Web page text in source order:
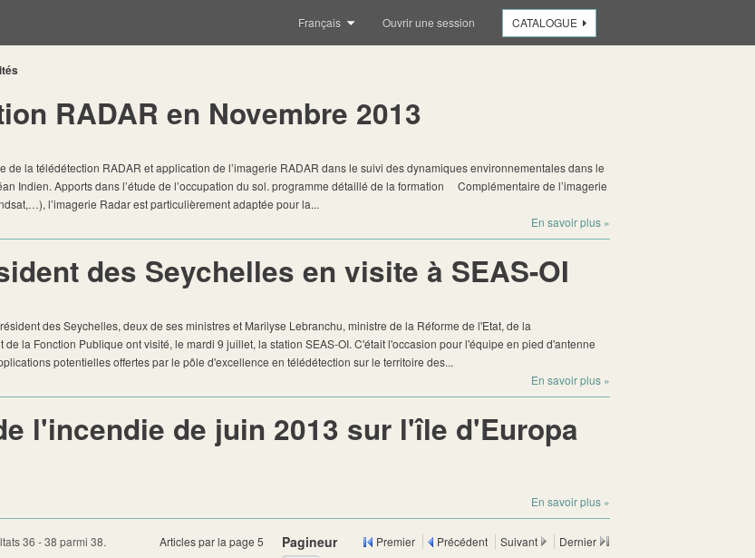
CATALOGUE
Ouvrir une session
Français
RADAR en Novembre 2013
de la télédétection RADAR et application de l’imagerie RADAR dans le suivi des dynamiques environnementales dans le
Indien. Apports dans l’étude de l’occupation du sol. programme détaillé de la formation Complémentaire de l’imagerie
l’imagerie Radar est particulièrement adaptée pour la...
En savoir plus »
des Seychelles en visite à SEAS-OI
des Seychelles, deux de ses ministres et Marilyse Lebranchu, ministre de la Réforme de l'Etat, de la
de la Fonction Publique ont visité, le mardi 9 juillet, la station SEAS-OI. C'était l'occasion pour l'équipe en pied d'antenne
potentielles offertes par le pôle d'excellence en télédétection sur le territoire des...
En savoir plus »
l'incendie de juin 2013 sur l'île d'Europa
En savoir plus »
36 - 38 parmi 38. Articles par la page 5 Pagineur Premier Précédent Suivant Dernier